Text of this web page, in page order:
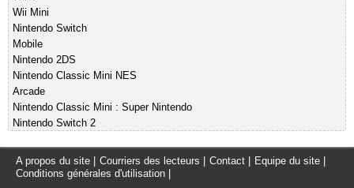
Wii Mini
Nintendo Switch
Mobile
Nintendo 2DS
Nintendo Classic Mini NES
Arcade
Nintendo Classic Mini : Super Nintendo
Nintendo Switch 2
A propos du site Courriers des lecteurs Contact Equipe du site
Conditions générales d'utilisation